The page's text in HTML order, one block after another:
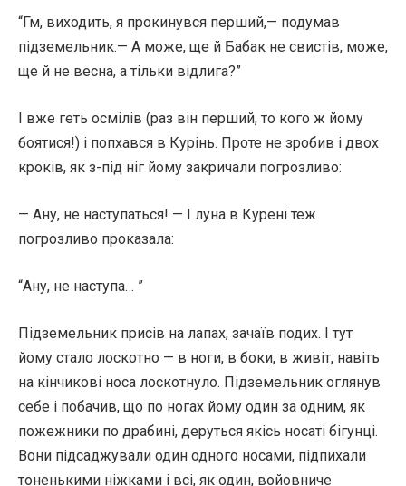
“Гм, виходить, я прокинувся перший,— подумав
підземельник.— А може, ще й Бабак не свистів, може,
ще й не весна, а тільки відлига?”
І вже геть осмілів (раз він перший, то кого ж йому
боятися!) і попхався в Курінь. Проте не зробив і двох
кроків, як з-під ніг йому закричали погрозливо:
— Ану, не наступаться! — І луна в Курені теж
погрозливо проказала:
“Ану, не наступа… ”
Підземельник присів на лапах, зачаїв подих. І тут
йому стало лоскотно — в ноги, в боки, в живіт, навіть
на кінчикові носа лоскотнуло. Підземельник оглянув
себе і побачив, що по ногах йому один за одним, як
пожежники по драбині, деруться якісь носаті бігунці.
Вони підсаджували один одного носами, підпихали
тоненькими ніжками і всі, як один, войовниче